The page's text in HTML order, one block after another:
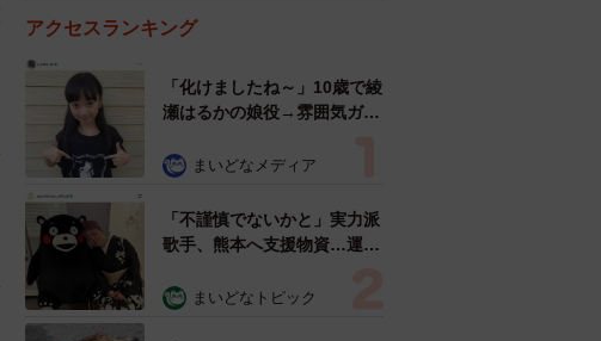
アクセスランキング
「化けましたね～」10歳で綾
瀬はるかの娘役→雰囲気ガラ
雰囲気が」「宝塚に入れそ
まいどなメディア
「不謹慎でないかと」実力派
歌手、熊本へ支援物資…運搬
めらい 「痛いほど伝わる」
まいどなトピック